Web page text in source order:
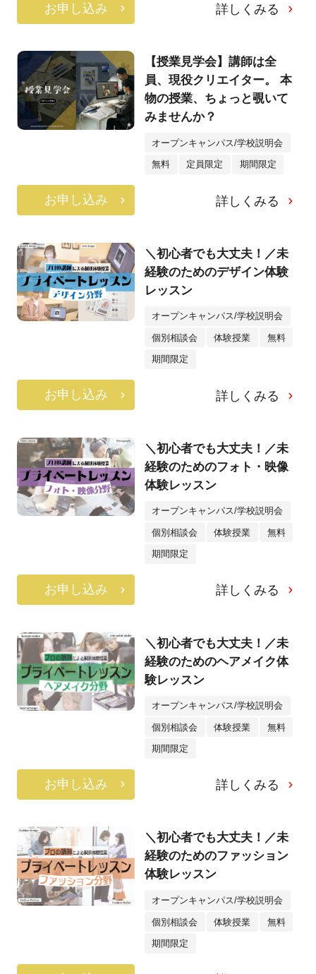
お申し込み 詳しくみる
【授業見学会】講師は全
員、現役クリエイター。 本
物の授業、ちょっと覗いて
みませんか？
オープンキャンパス/学校説明会
無料 定員限定 期間限定
お申し込み 詳しくみる
＼初心者でも大丈夫！／未
経験のためのデザイン体験
レッスン
オープンキャンパス/学校説明会
個別相談会 体験授業 無料
期間限定
お申し込み 詳しくみる
＼初心者でも大丈夫！／未
経験のためのフォト・映像
体験レッスン
オープンキャンパス/学校説明会
個別相談会 体験授業 無料
期間限定
お申し込み 詳しくみる
＼初心者でも大丈夫！／未
経験のためのヘアメイク体
験レッスン
オープンキャンパス/学校説明会
個別相談会 体験授業 無料
期間限定
お申し込み 詳しくみる
＼初心者でも大丈夫！／未
経験のためのファッション
体験レッスン
オープンキャンパス/学校説明会
個別相談会 体験授業 無料
期間限定